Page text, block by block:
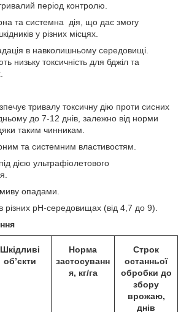
період контролю.
та системна дія, що дає змогу
у різних місцях.
в навколишньому середовищі.
низьку токсичність для бджіл та
тривалу токсичну дію проти сисних
до 7-12 днів, залежно від норми
таким чинникам.
та системним властивостям.
дією ультрафіолетового
опадами.
різних pH-середовищах (від 4,7 до 9).
Шкідливі
об’єкти
Норма
застосуванн
я, кг/га
Строк
останньої
обробки до
збору
врожаю,
днів